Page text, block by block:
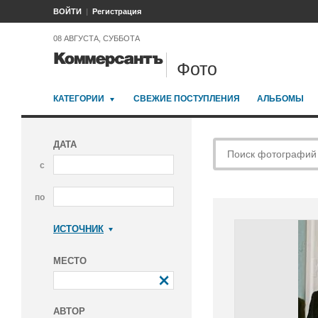
ВОЙТИ Регистрация
08 АВГУСТА, СУББОТА
Фото
КАТЕГОРИИ СВЕЖИЕ ПОСТУПЛЕНИЯ АЛЬБОМЫ
ДАТА
с
по
ИСТОЧНИК
МЕСТО
АВТОР